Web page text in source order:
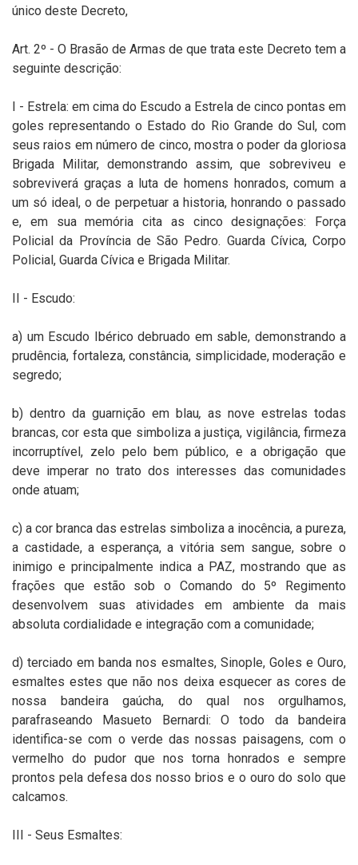
único deste Decreto,
Art. 2º - O Brasão de Armas de que trata este Decreto tem a
seguinte descrição:
I - Estrela: em cima do Escudo a Estrela de cinco pontas em
goles representando o Estado do Rio Grande do Sul, com
seus raios em número de cinco, mostra o poder da gloriosa
Brigada Militar, demonstrando assim, que sobreviveu e
sobreviverá graças a luta de homens honrados, comum a
um só ideal, o de perpetuar a historia, honrando o passado
e, em sua memória cita as cinco designações: Força
Policial da Província de São Pedro. Guarda Cívica, Corpo
Policial, Guarda Cívica e Brigada Militar.
II - Escudo:
a) um Escudo Ibérico debruado em sable, demonstrando a
prudência, fortaleza, constância, simplicidade, moderação e
segredo;
b) dentro da guarnição em blau, as nove estrelas todas
brancas, cor esta que simboliza a justiça, vigilância, firmeza
incorruptível, zelo pelo bem público, e a obrigação que
deve imperar no trato dos interesses das comunidades
onde atuam;
c) a cor branca das estrelas simboliza a inocência, a pureza,
a castidade, a esperança, a vitória sem sangue, sobre o
inimigo e principalmente indica a PAZ, mostrando que as
frações que estão sob o Comando do 5º Regimento
desenvolvem suas atividades em ambiente da mais
absoluta cordialidade e integração com a comunidade;
d) terciado em banda nos esmaltes, Sinople, Goles e Ouro,
esmaltes estes que não nos deixa esquecer as cores de
nossa bandeira gaúcha, do qual nos orgulhamos,
parafraseando Masueto Bernardi: O todo da bandeira
identifica-se com o verde das nossas paisagens, com o
vermelho do pudor que nos torna honrados e sempre
prontos pela defesa dos nosso brios e o ouro do solo que
calcamos.
III - Seus Esmaltes: